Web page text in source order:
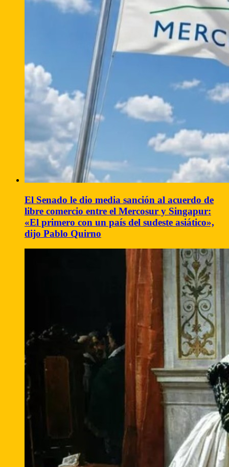
El Senado le dio media sanción al acuerdo de
libre comercio entre el Mercosur y Singapur:
«El primero con un país del sudeste asiático»,
dijo Pablo Quirno